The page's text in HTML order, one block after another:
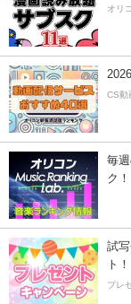
オリ
CS動
毎
ク！
試
ト！
プレ